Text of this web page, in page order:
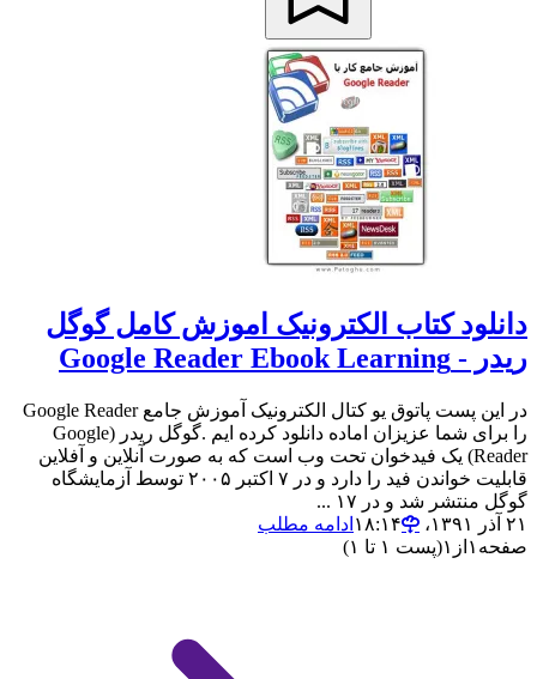
دانلود کتاب الکترونیک اموزش کامل گوگل
ریدر - Google Reader Ebook Learning
در این پست پاتوق یو کتال الکترونیک آموزش جامع Google Reader
را برای شما عزیزان اماده دانلود کرده ایم .گوگل ریدر (Google
Reader) یک فیدخوان تحت وب است که به صورت آنلاین و آفلاین
قابلیت خواندن فید را دارد و در ۷ اکتبر ۲۰۰۵ توسط آزمایشگاه
گوگل منتشر شد و در ۱۷ ...
۲۱ آذر ۱۳۹۱،‏ ۱۸:۱۴
ادامه مطلب
صفحه ۱ از ۱(پست ۱ تا ۱)